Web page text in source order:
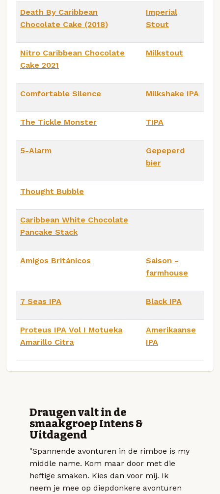
Death By Caribbean
Chocolate Cake (2018)
Imperial
Stout
Nitro Caribbean Chocolate
Cake 2021
Milkstout
Comfortable Silence Milkshake IPA
The Tickle Monster TIPA
5-Alarm
Gepeperd
bier
Thought Bubble
Caribbean White Chocolate
Pancake Stack
Amigos Británicos
Saison -
farmhouse
7 Seas IPA Black IPA
Proteus IPA Vol I Motueka
Amarillo Citra
Amerikaanse
IPA
Draugen valt in de
smaakgroep Intens &
Uitdagend
"Spannende avonturen in de rimboe is my
middle name. Kom maar door met die
heftige smaken. Kies dan voor mij. Ik
neem je mee op diepdonkere avonturen